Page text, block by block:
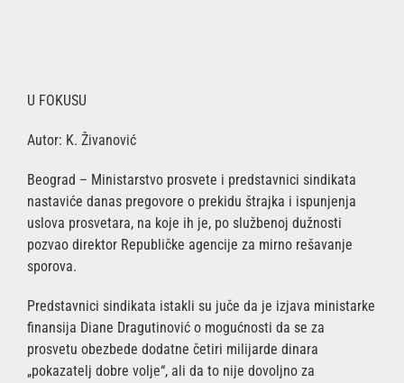
U FOKUSU
Autor: K. Živanović
Beograd – Ministarstvo prosvete i predstavnici sindikata
nastaviće danas pregovore o prekidu štrajka i ispunjenja
uslova prosvetara, na koje ih je, po službenoj dužnosti
pozvao direktor Republičke agencije za mirno rešavanje
sporova.
Predstavnici sindikata istakli su juče da je izjava ministarke
finansija Diane Dragutinović o mogućnosti da se za
prosvetu obezbede dodatne četiri milijarde dinara
„pokazatelj dobre volje“, ali da to nije dovoljno za